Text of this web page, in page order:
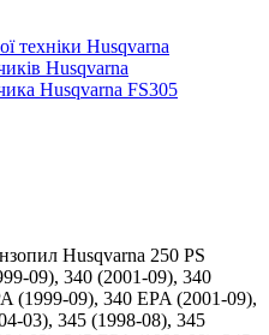
техніки Husqvarna
Husqvarna
Husqvarna FS305
Husqvarna 250 PS
09), 340 (2001-09), 340
(1999-09), 340 EPA (2001-09),
03), 345 (1998-08), 345